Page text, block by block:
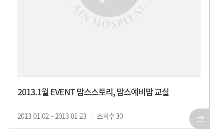
2013.1월 EVENT 맘스스토리, 맘스예비맘 교실
2013-01-02 ~ 2013-01-23 조회수30